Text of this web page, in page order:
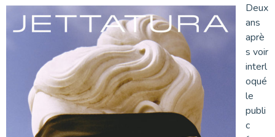
Deux
ans
aprè
s voir
interl
oqué
le
publi
c